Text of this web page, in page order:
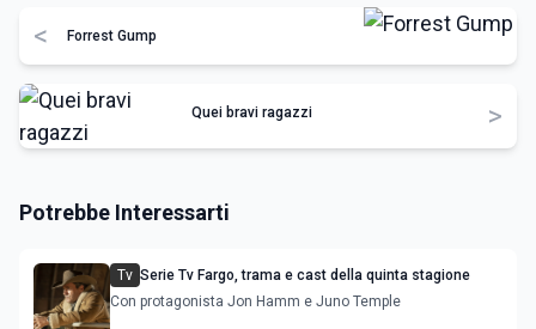
< Forrest Gump
Quei bravi ragazzi >
Potrebbe Interessarti
Tv
Serie Tv Fargo, trama e cast della quinta stagione
Con protagonista Jon Hamm e Juno Temple